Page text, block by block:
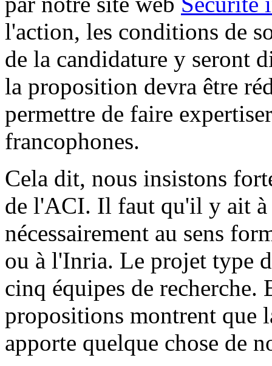
l'action, les conditions de
de la candidature y seront
la proposition devra être
permettre de faire
francophones.
Cela dit, nous insistons
de l'ACI. Il faut qu'il y ait à
nécessairement au sens
ou à l'Inria. Le projet type
cinq équipes de recherche.
propositions montrent que
apporte quelque chose de